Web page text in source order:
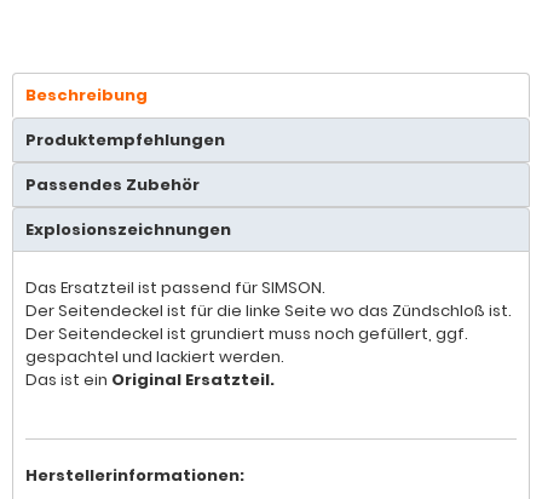
Beschreibung
Produktempfehlungen
Passendes Zubehör
Explosionszeichnungen
Das Ersatzteil ist passend für SIMSON.
Der Seitendeckel ist für die linke Seite wo das Zündschloß ist.
Der Seitendeckel ist grundiert muss noch gefüllert, ggf.
gespachtel und lackiert werden.
Das ist ein Original Ersatzteil.
Herstellerinformationen: